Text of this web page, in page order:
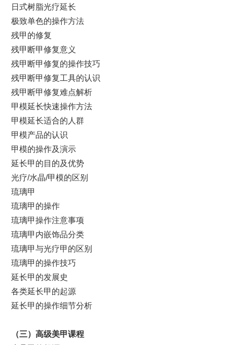
日式树脂光疗延长
极致单色的操作方法
残甲的修复
残甲断甲修复意义
残甲断甲修复的操作技巧
残甲断甲修复工具的认识
残甲断甲修复难点解析
甲模延长快速操作方法
甲模延长适合的人群
甲模产品的认识
甲模的操作及演示
延长甲的目的及优势
光疗/水晶/甲模的区别
琉璃甲
琉璃甲的操作
琉璃甲操作注意事项
琉璃甲内嵌饰品分类
琉璃甲与光疗甲的区别
琉璃甲的操作技巧
延长甲的发展史
各类延长甲的起源
延长甲的操作细节分析
（三）高级美甲课程